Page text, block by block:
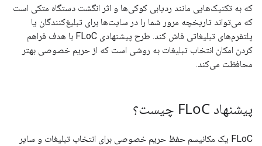
که به تکنیک‌هایی مانند ردیابی کوکی‌ها و اثر انگشت دستگاه متکی است
که می‌تواند تاریخچه مرور شما را در سایت‌ها برای تبلیغ‌کنندگان یا
پلتفرم‌های تبلیغاتی فاش کند. طرح پیشنهادی FLoC با هدف فراهم
کردن امکان انتخاب تبلیغات به روشی است که از حریم خصوصی بهتر
محافظت می‌کند.
پیشنهاد FLo C چیست؟
FLoC یک مکانیسم حفظ حریم خصوصی برای انتخاب تبلیغات و سایر